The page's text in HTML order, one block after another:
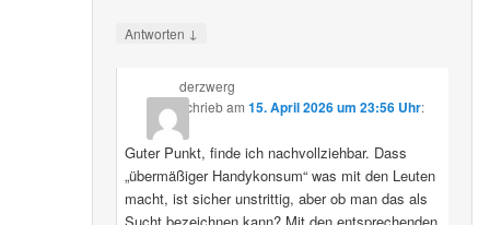
Antworten ↓
derzwerg
schriebam 15. April 2026 um 23:56 Uhr:
Guter Punkt, finde ich nachvollziehbar. Dass
„übermäßiger Handykonsum“ was mit den Leuten
macht, ist sicher unstrittig, aber ob man das als